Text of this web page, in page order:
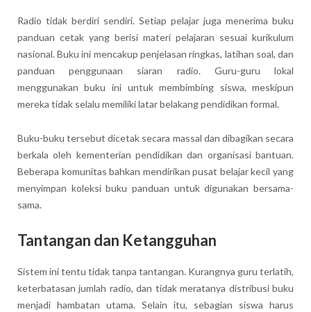
Radio tidak berdiri sendiri. Setiap pelajar juga menerima buku
panduan cetak yang berisi materi pelajaran sesuai kurikulum
nasional. Buku ini mencakup penjelasan ringkas, latihan soal, dan
panduan penggunaan siaran radio. Guru-guru lokal
menggunakan buku ini untuk membimbing siswa, meskipun
mereka tidak selalu memiliki latar belakang pendidikan formal.
Buku-buku tersebut dicetak secara massal dan dibagikan secara
berkala oleh kementerian pendidikan dan organisasi bantuan.
Beberapa komunitas bahkan mendirikan pusat belajar kecil yang
menyimpan koleksi buku panduan untuk digunakan bersama-
sama.
Tantangan dan Ketangguhan
Sistem ini tentu tidak tanpa tantangan. Kurangnya guru terlatih,
keterbatasan jumlah radio, dan tidak meratanya distribusi buku
menjadi hambatan utama. Selain itu, sebagian siswa harus